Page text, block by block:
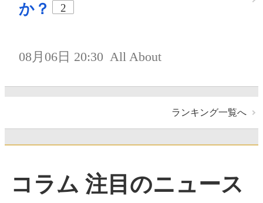
か？
2
08月06日 20:30 All About
ランキング一覧へ
コラム 注目のニュース